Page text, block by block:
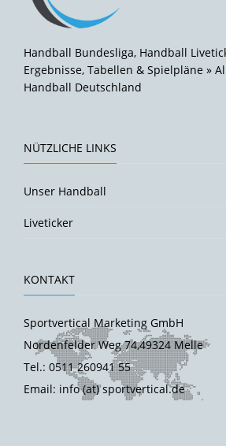
Handball Bundesliga, Handball
Ergebnisse, Tabellen & Spielpläne »
Handball Deutschland
NÜTZLICHE LINKS
Unser Handball
Liveticker
KONTAKT
Sportvertical Marketing GmbH
Nordenfelder Weg 74,49324 Melle
Tel.: 0511 260941 55
Email: info (at) sportvertical.de